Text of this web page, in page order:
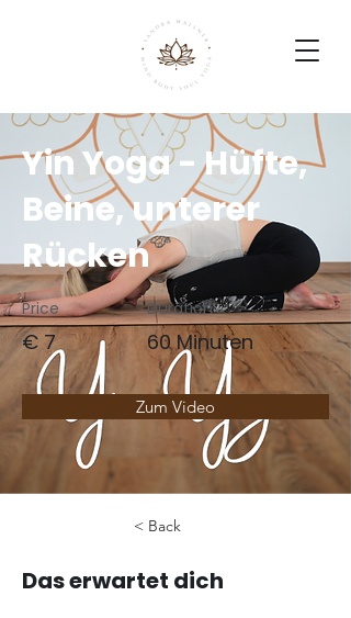
Yin Yoga - Hüfte,
Beine, unterer
Rücken
Price
€ 7
Duration
60 Minuten
Zum Video
< Back
Das erwartet dich